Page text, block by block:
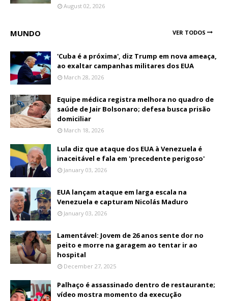
August 02, 2026
MUNDO VER TODOS
'Cuba é a próxima', diz Trump em nova ameaça,
ao exaltar campanhas militares dos EUA
March 28, 2026
Equipe médica registra melhora no quadro de
saúde de Jair Bolsonaro; defesa busca prisão
domiciliar
March 18, 2026
Lula diz que ataque dos EUA à Venezuela é
inaceitável e fala em 'precedente perigoso'
January 03, 2026
EUA lançam ataque em larga escala na
Venezuela e capturam Nicolás Maduro
January 03, 2026
Lamentável: Jovem de 26 anos sente dor no
peito e morre na garagem ao tentar ir ao
hospital
December 27, 2025
Palhaço é assassinado dentro de restaurante;
vídeo mostra momento da execução